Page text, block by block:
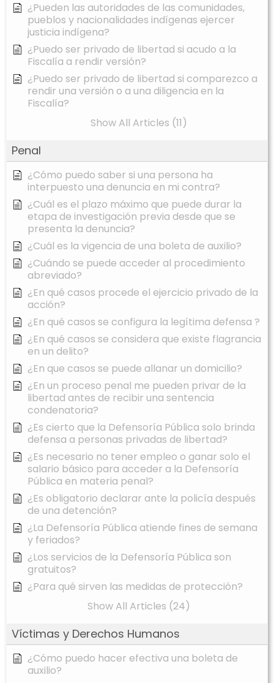
¿Pueden las autoridades de las comunidades,
pueblos y nacionalidades indígenas ejercer
justicia indígena?
¿Puedo ser privado de libertad si acudo a la
Fiscalía a rendir versión?
¿Puedo ser privado de libertad si comparezco a
rendir una versión o a una diligencia en la
Fiscalía?
Show All Articles (11)
Penal
¿Cómo puedo saber si una persona ha
interpuesto una denuncia en mi contra?
¿Cuál es el plazo máximo que puede durar la
etapa de investigación previa desde que se
presenta la denuncia?
¿Cuál es la vigencia de una boleta de auxilio?
¿Cuándo se puede acceder al procedimiento
abreviado?
¿En qué casos procede el ejercicio privado de la
acción?
¿En qué casos se configura la legítima defensa ?
¿En qué casos se considera que existe flagrancia
en un delito?
¿En que casos se puede allanar un domicilio?
¿En un proceso penal me pueden privar de la
libertad antes de recibir una sentencia
condenatoria?
¿Es cierto que la Defensoría Pública solo brinda
defensa a personas privadas de libertad?
¿Es necesario no tener empleo o ganar solo el
salario básico para acceder a la Defensoría
Pública en materia penal?
¿Es obligatorio declarar ante la policía después
de una detención?
¿La Defensoría Pública atiende fines de semana
y feriados?
¿Los servicios de la Defensoría Pública son
gratuitos?
¿Para qué sirven las medidas de protección?
Show All Articles (24)
Víctimas y Derechos Humanos
¿Cómo puedo hacer efectiva una boleta de
auxilio?